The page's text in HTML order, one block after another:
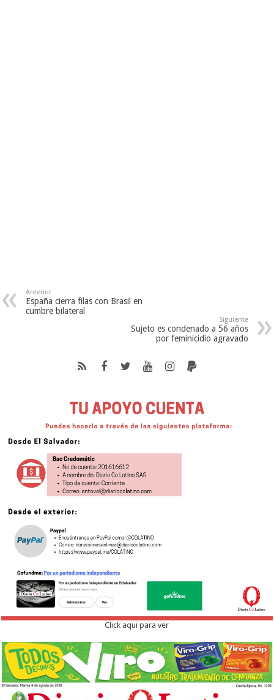
Anterior
España cierra filas con Brasil en
cumbre bilateral
Siguiente
Sujeto es condenado a 56 años
por feminicidio agravado
Click aqui para ver